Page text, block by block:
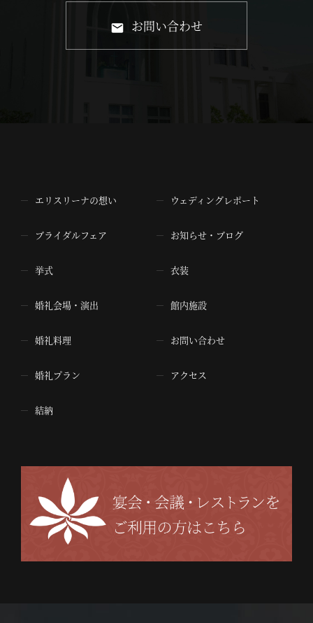
お問い合わせ
エリスリーナの想い
ブライダルフェア
挙式
婚礼会場・演出
婚礼料理
婚礼プラン
結納
ウェディングレポート
お知らせ・ブログ
衣装
館内施設
お問い合わせ
アクセス